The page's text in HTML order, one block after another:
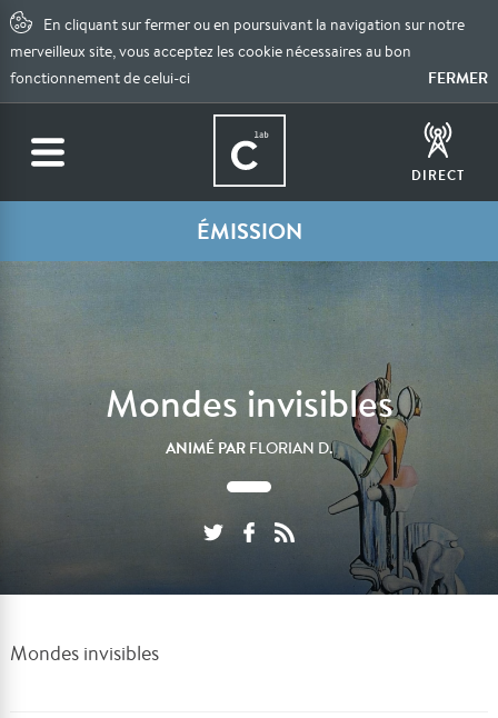
En cliquant sur fermer ou en poursuivant la navigation sur notre
merveilleux site, vous acceptez les cookie nécessaires au bon
fonctionnement de celui-ci
FERMER
DIRECT
ÉMISSION
Mondes invisibles
ANIMÉ PAR FLORIAN D.
Mondes invisibles